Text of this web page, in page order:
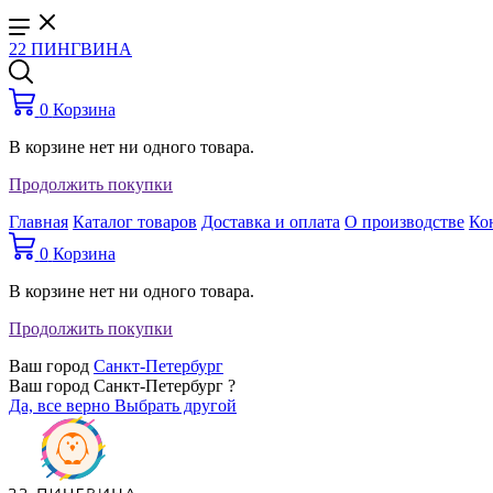
22 ПИНГВИНА
0 Корзина
В корзине нет ни одного товара.
Продолжить покупки
Главная Каталог товаров Доставка и оплата О производстве
0 Корзина
В корзине нет ни одного товара.
Продолжить покупки
Ваш город Санкт-Петербург
Ваш город Санкт-Петербург ?
Да, все верно Выбрать другой